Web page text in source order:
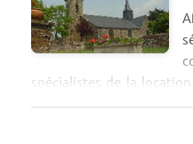
spécialistes de la
creuse (Indre). Cette
Berry, et votre séjour